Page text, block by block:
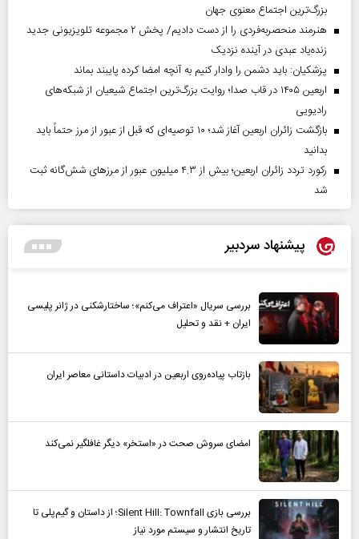
بزرگ‌ترین اجتماع معنوی جهان
هنرمند منحصر‌به‌فردی را از دست دادیم/ پخش ۲ مجموعه تلویزیونی جدید
زنده‌یاد عبدی در آینده نزدیک
پزشکیان: باید دشمن را وادار کنیم به آنچه امضا کرده پایبند بماند
اربعین ۱۴۰۵ در قاب صدا؛ روایت بزرگ‌ترین اجتماع شیعیان از شبکه‌های
رادیویی
بازگشت زائران اربعین آغاز شد؛ ۱۰ توصیه‌ای که قبل از عبور از مرز حتماً باید
بدانید
رکورد تردد زائران اربعین؛ بیش از ۴.۳ میلیون عبور از مرزهای شش‌گانه ثبت
شد
پیشنهاد سردبیر
بررسی سریال «اعتراف می‌کنم»؛ ساختارشکنی در ژانر پلیسی
ایران + نقد و تحلیل
بازتاب پیاده‌روی اربعین در ادبیات داستانی معاصر ایران
امضای سروش صحت در «استخر» دیگر غافلگیر نمی‌کند
بررسی بازی Silent Hill: Townfall؛ از داستان و گیم‌پلی تا
تاریخ انتشار و سیستم مورد نیاز